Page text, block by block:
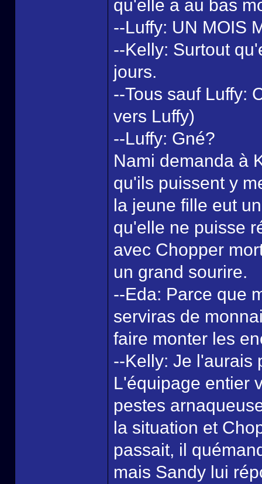
qu'elle a au bas
--Luffy: UN MOIS
--Kelly: Surtout
jours.
--Tous sauf Luffy:
vers Luffy)
--Luffy: Gné?
Nami demanda à
qu'ils puissent y
la jeune fille eut
qu'elle ne puisse
avec Chopper
un grand sourire.
--Eda: Parce que
serviras de
faire monter les
--Kelly: Je l'aurais
L'équipage entier
pestes
la situation et
passait, il
mais Sandy lui